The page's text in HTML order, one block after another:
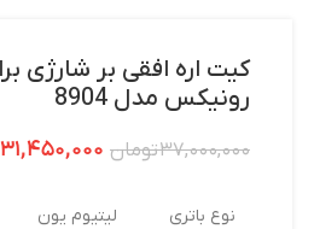
رونیکس مدل 8904
۳۷,۰۰۰,۰۰۰تومان ۳۱,۴۵۰,۰۰۰
نوع باتری لیتیوم یون